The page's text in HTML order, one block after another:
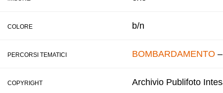
COLORE b/n
PERCORSI TEMATICI BOMBARDAMENTO –
COPYRIGHT Archivio Publifoto